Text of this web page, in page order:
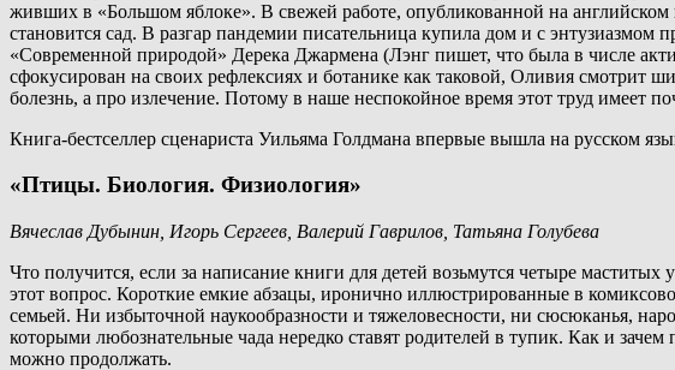
живших в «Большом яблоке». В свежей работе, опубликованной на
становится сад. В разгар пандемии писательница купила дом и с энтузиазмом
«Современной природой» Дерека Джармена (Лэнг пишет, что была в числе
сфокусирован на своих рефлексиях и ботанике как таковой, Оливия смотрит
болезнь, а про излечение. Потому в наше неспокойное время этот труд имеет
Книга-бестселлер сценариста Уильяма Голдмана впервые вышла на русском
«Птицы. Биология. Физиология»
Вячеслав Дубынин, Игорь Сергеев, Валерий Гаврилов, Татьяна Голубева
Что получится, если за написание книги для детей возьмутся четыре
этот вопрос. Короткие емкие абзацы, иронично иллюстрированные в
семьей. Ни избыточной наукообразности и тяжеловесности, ни сюсюканья,
которыми любознательные чада нередко ставят родителей в тупик. Как и
можно продолжать.